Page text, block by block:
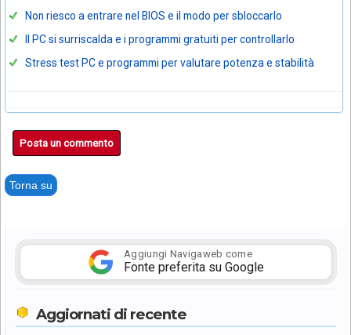
Non riesco a entrare nel BIOS e il modo per sbloccarlo
Il PC si surriscalda e i programmi gratuiti per controllarlo
Stress test PC e programmi per valutare potenza e stabilità
Posta un commento
Torna su
Aggiungi Navigaweb come
Fonte preferita su Google
Aggiornati di recente